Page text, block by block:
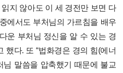
지 않아도 이 세 경전만 보면 다
에서도 부처님의 가르침을 배우
운 부처님 정신을 알 수 있는 경
했다. 또 “법화경은 경의 힘(에너
님 말씀을 압축했기 때문에 불교